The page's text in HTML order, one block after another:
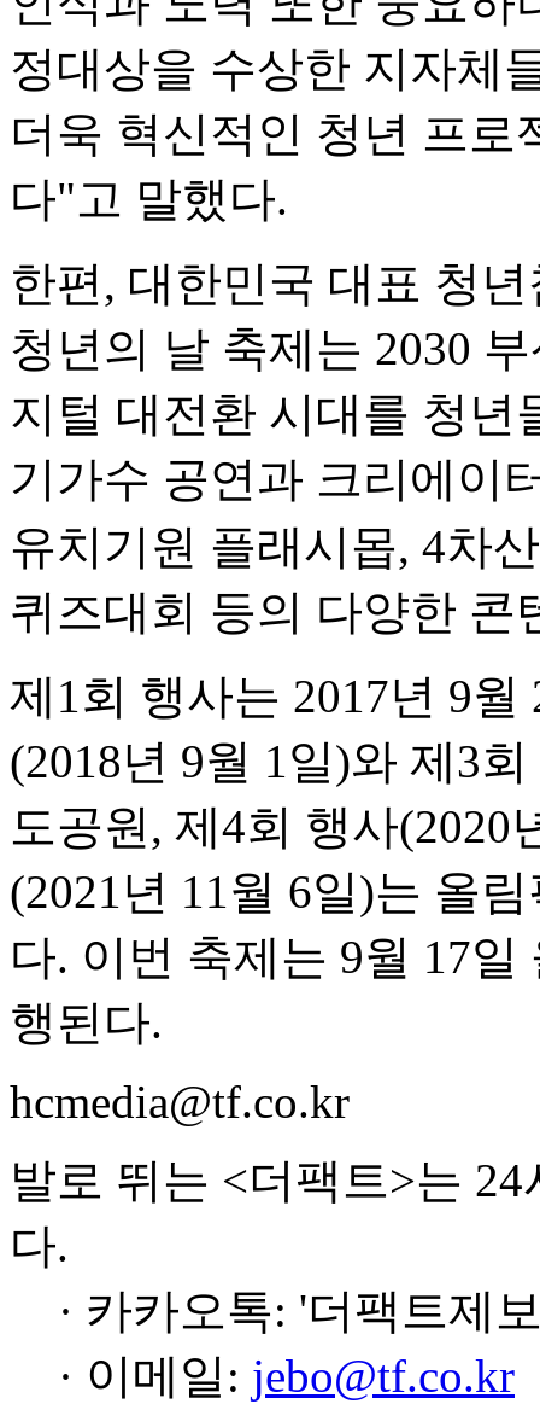
정대상을 수상한 지자체
더욱 혁신적인 청년 프
다"고 말했다.
한편, 대한민국 대표 청
청년의 날 축제는 2030
지털 대전환 시대를 청년
기가수 공연과 크리에이
유치기원 플래시몹, 4차
퀴즈대회 등의 다양한 콘
제1회 행사는 2017년 9
(2018년 9월 1일)와 제3
도공원, 제4회 행사(2020
(2021년 11월 6일)는 올
다. 이번 축제는 9월 17
행된다.
hcmedia@tf.co.kr
발로 뛰는 <더팩트>는
다.
· 카카오톡: '더팩트제
· 이메일: jebo@tf.co.kr